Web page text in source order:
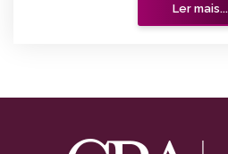
Ler mais...